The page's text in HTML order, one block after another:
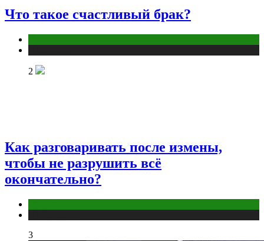
Что такое счастливый брак?
2
Как разговаривать после измены,
чтобы не разрушить всё
окончательно?
3